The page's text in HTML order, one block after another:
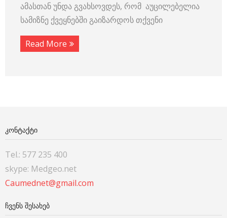
ამასთან უნდა გვახსოვდეს, რომ აუცილებელია
სამიზნე ქვეყნებში გაიზარდოს თქვენი
Read More
ᲙᲝᲜᲢᲐᲥᲢᲘ
Tel.: 577 235 400
skype: Medgeo.net
Caumednet@gmail.com
ᲩᲕᲔᲜᲡ ᲨᲔᲡᲐᲮᲔᲑ